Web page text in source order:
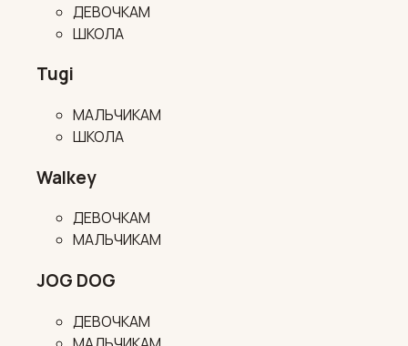
ДЕВОЧКАМ
ШКОЛА
Tugi
МАЛЬЧИКАМ
ШКОЛА
Walkey
ДЕВОЧКАМ
МАЛЬЧИКАМ
JOG DOG
ДЕВОЧКАМ